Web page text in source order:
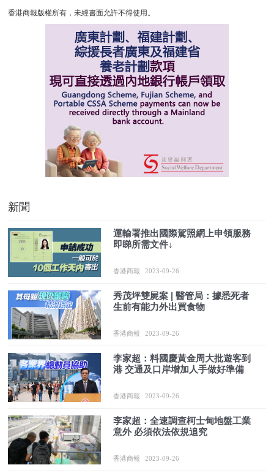
香港商報版權所有，未經書面允許不得使用。
新聞
運輸署推出國際駕照網上申領服務
即睇所需文件↓
香港商報 2023-09-26
秀茂坪雙屍案 | 醫管局：據悉死者
生前有能力外出買食物
香港商報 2023-09-26
李家超：料國慶黃金周大批遊客到
港 交通及口岸增加人手做好準備
香港商報 2023-09-26
李家超：全速調查柯士甸地盤工業
意外 必須依法依規追究
香港商報 2023-09-26